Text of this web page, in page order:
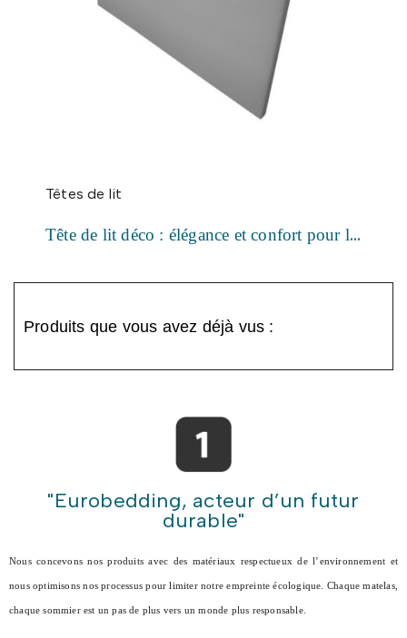
Têtes de lit
Tête de lit déco : élégance et confort pour les professionnels
Produits que vous avez déjà vus :
"Eurobedding, acteur d’un futur
durable"
Nous concevons nos produits avec des matériaux respectueux de l’environnement et
nous optimisons nos processus pour limiter notre empreinte écologique. Chaque matelas,
chaque sommier est un pas de plus vers un monde plus responsable.